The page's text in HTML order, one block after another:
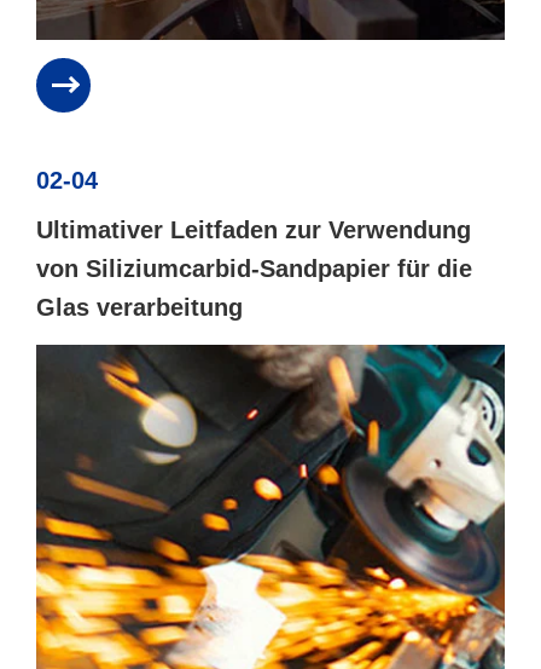
02-04
Ultimativer Leitfaden zur Verwendung
von Siliziumcarbid-Sandpapier für die
Glas verarbeitung